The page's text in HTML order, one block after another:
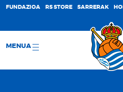
FUNDAZIOA RS STORE SARRERAK
MENUA